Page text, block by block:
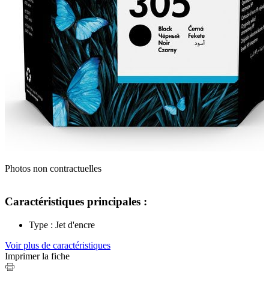
Photos non contractuelles
Caractéristiques principales :
Type : Jet d'encre
Voir plus de caractéristiques
Imprimer la fiche